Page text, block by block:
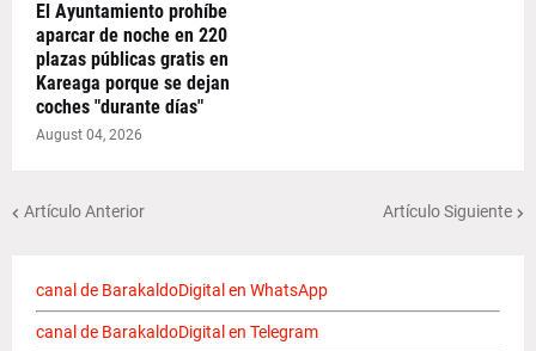
El Ayuntamiento prohíbe
aparcar de noche en 220
plazas públicas gratis en
Kareaga porque se dejan
coches "durante días"
August 04, 2026
Artículo Anterior Artículo Siguiente
canal de BarakaldoDigital en WhatsApp
canal de BarakaldoDigital en Telegram